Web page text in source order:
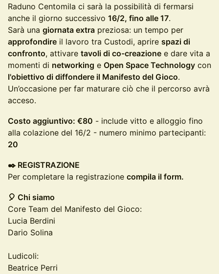
Raduno Centomila ci sarà la possibilità di fermarsi
anche il giorno successivo 16/2, fino alle 17.
Sarà una giornata extra preziosa: un tempo per
approfondire il lavoro tra Custodi, aprire spazi di
confronto, attivare tavoli di co-creazione e dare vita a
momenti di networking e Open Space Technology con
l'obiettivo di diffondere il Manifesto del Gioco.
Un’occasione per far maturare ciò che il percorso avrà
acceso.
Costo aggiuntivo: €80 - include vitto e alloggio fino
alla colazione del 16/2 - numero minimo partecipanti:
20
✒️ REGISTRAZIONE
​Per completare la registrazione compila il form.
🎈 Chi siamo
Core Team del Manifesto del Gioco:
Lucia Berdini
Dario Solina
Ludicoli:
Beatrice Perri